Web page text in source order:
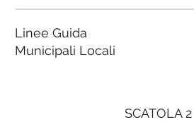
SCATOLA 2
Linee Guida
Municipali Locali